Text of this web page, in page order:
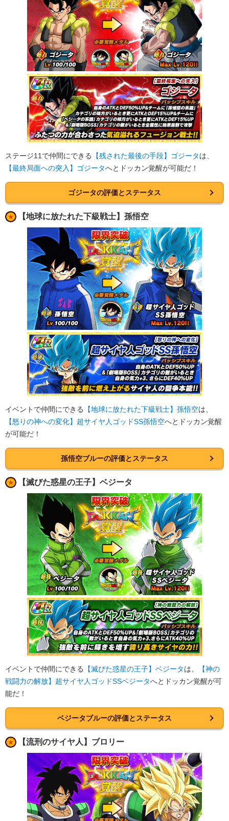
ステージ11で仲間にできる 【残された最後の手段】ゴジータは、
【最終局面への突入】ゴジータへとドッカン覚醒が可能だ！
ゴジータの評価とステータス
【地球に放たれた下級戦士】孫悟空
イベントで仲間にできる 【地球に放たれた下級戦士】孫悟空は、
【怒りの神への変化】超サイヤ人ゴッドSS孫悟空へとドッカン覚醒
が可能だ！
孫悟空ブルーの評価とステータス
【滅びた惑星の王子】ベジータ
イベントで仲間にできる 【滅びた惑星の王子】ベジータは、
【神の
戦闘力の解放】超サイヤ人ゴッドSSベジータへとドッカン覚醒が可
能だ！
ベジータブルーの評価とステータス
【流刑のサイヤ人】ブロリー